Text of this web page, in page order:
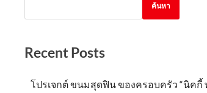
ค้นหา
Recent Posts
โปรเจกต์ ขนมสุดฟิน ของครอบครัว “นิคกี้